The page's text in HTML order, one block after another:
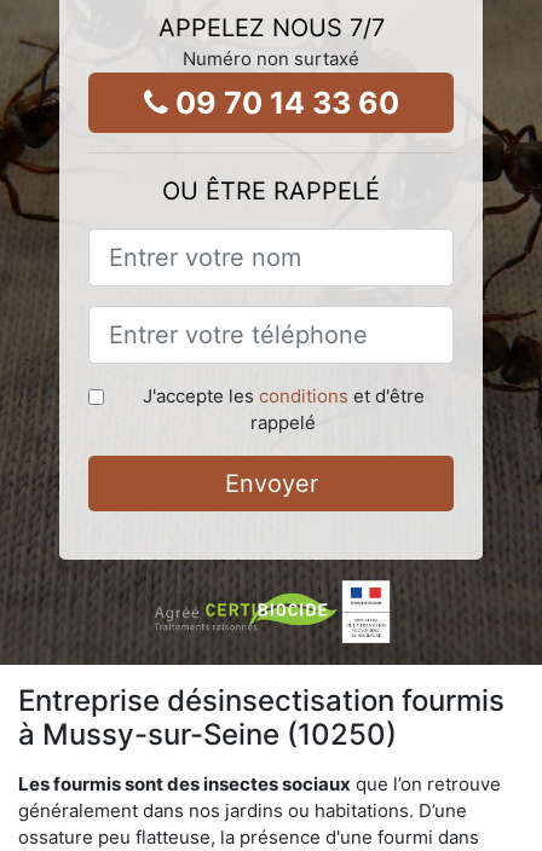
APPELEZ NOUS 7/7
Numéro non surtaxé
09 70 14 33 60
OU ÊTRE RAPPELÉ
J'accepte les conditions et d'être
rappelé
Envoyer
Entreprise désinsectisation fourmis
à Mussy-sur-Seine (10250)
Les fourmis sont des insectes sociaux que l’on retrouve
généralement dans nos jardins ou habitations. D’une
ossature peu flatteuse, la présence d'une fourmi dans